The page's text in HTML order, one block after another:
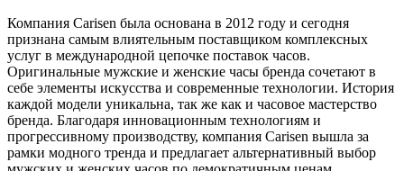
Компания Carisen была основана в 2012 году и сегодня
признана самым влиятельным поставщиком комплексных
услуг в международной цепочке поставок часов.
Оригинальные мужские и женские часы бренда сочетают в
себе элементы искусства и современные технологии. История
каждой модели уникальна, так же как и часовое мастерство
бренда. Благодаря инновационным технологиям и
прогрессивному производству, компания Carisen вышла за
рамки модного тренда и предлагает альтернативный выбор